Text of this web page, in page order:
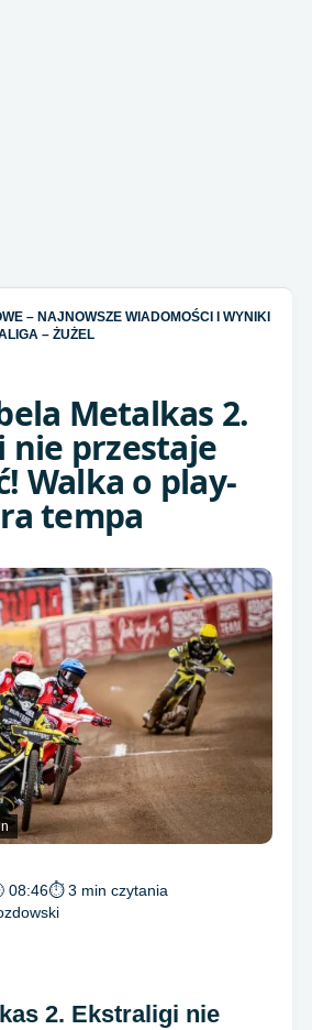
– NAJNOWSZE WIADOMOŚCI I WYNIKI
– ŻUŻEL
Metalkas 2.
nie przestaje
Walka o play-
tempa
08:46⏱ 3 min czytania
2. Ekstraligi nie